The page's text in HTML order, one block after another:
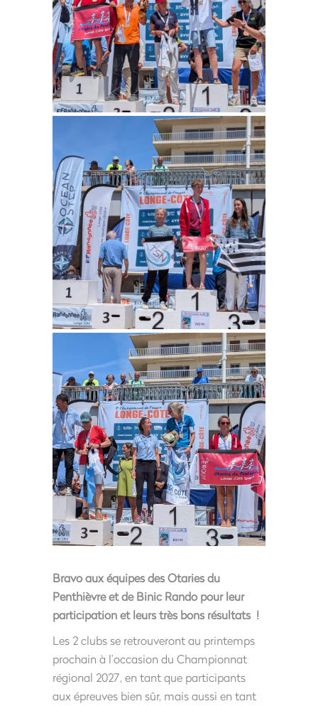
Bravo aux équipes des Otaries du
Penthièvre et de Binic Rando pour leur
participation et leurs très bons résultats !
Les 2 clubs se retrouveront au printemps
prochain à l’occasion du Championnat
régional 2027, en tant que participants
aux épreuves bien sûr, mais aussi en tant